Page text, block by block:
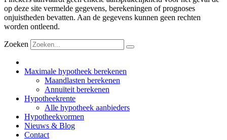
op deze site vermelde gegevens, berekeningen of prognoses
onjuistheden bevatten. Aan de gegevens kunnen geen rechten
worden ontleend.
Zoeken
Maximale hypotheek berekenen
Maandlasten berekenen
Annuïteit berekenen
Hypotheekrente
Alle hypotheek aanbieders
Hypotheekvormen
Nieuws & Blog
Contact